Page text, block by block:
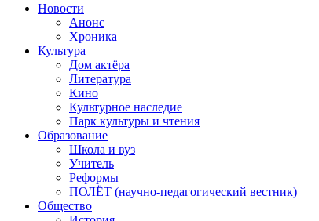
Новости
Анонс
Хроника
Культура
Дом актёра
Литература
Кино
Культурное наследие
Парк культуры и чтения
Образование
Школа и вуз
Учитель
Реформы
ПОЛЁТ (научно-педагогический вестник)
Общество